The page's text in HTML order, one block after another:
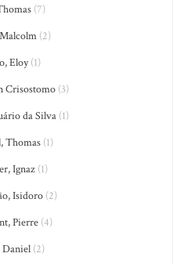
(7)
(2)
Eloy(1)
Crisostomo(3)
da Silva (1)
Thomas (1)
Ignaz (1)
Isidoro (2)
Pierre (4)
(2)